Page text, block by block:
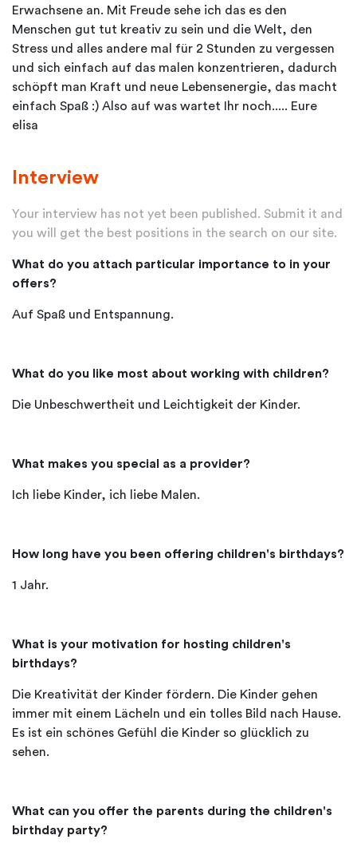
Erwachsene an. Mit Freude sehe ich das es den
Menschen gut tut kreativ zu sein und die Welt, den
Stress und alles andere mal für 2 Stunden zu vergessen
und sich einfach auf das malen konzentrieren, dadurch
schöpft man Kraft und neue Lebensenergie, das macht
einfach Spaß :) Also auf was wartet Ihr noch..... Eure
elisa
Interview
Your interview has not yet been published. Submit it and
you will get the best positions in the search on our site.
What do you attach particular importance to in your
offers?
Auf Spaß und Entspannung.
What do you like most about working with children?
Die Unbeschwertheit und Leichtigkeit der Kinder.
What makes you special as a provider?
Ich liebe Kinder, ich liebe Malen.
How long have you been offering children's birthdays?
1 Jahr.
What is your motivation for hosting children's
birthdays?
Die Kreativität der Kinder fördern. Die Kinder gehen
immer mit einem Lächeln und ein tolles Bild nach Hause.
Es ist ein schönes Gefühl die Kinder so glücklich zu
sehen.
What can you offer the parents during the children's
birthday party?